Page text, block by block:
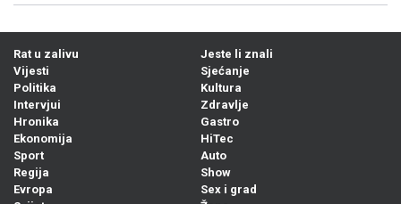
Rat u zalivu
Vijesti
Politika
Intervjui
Hronika
Ekonomija
Sport
Regija
Evropa
Jeste li znali
Sjećanje
Kultura
Zdravlje
Gastro
HiTec
Auto
Show
Sex i grad